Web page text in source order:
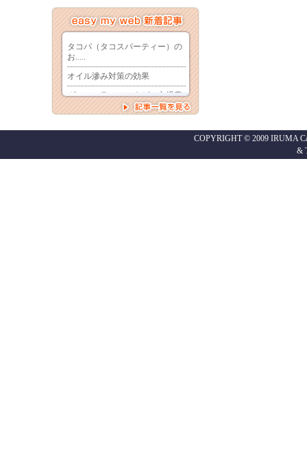
COPYRIGHT © 2009 IRUMA
&